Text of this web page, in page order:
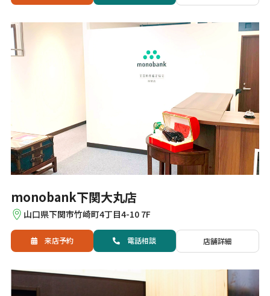
monobank下関大丸店
山口県下関市竹崎町4丁目4-10 7F
来店予約 電話相談 店舗詳細